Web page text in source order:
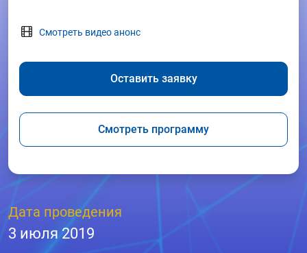
Смотреть видео анонс
Оставить заявку
Смотреть программу
Дата проведения
3 июля 2019